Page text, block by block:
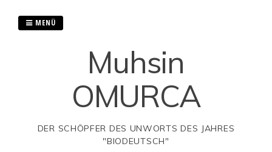
Muhsin
OMURCA
DER SCHÖPFER DES UNWORTS DES JAHRES
"BIODEUTSCH"
MENÜ